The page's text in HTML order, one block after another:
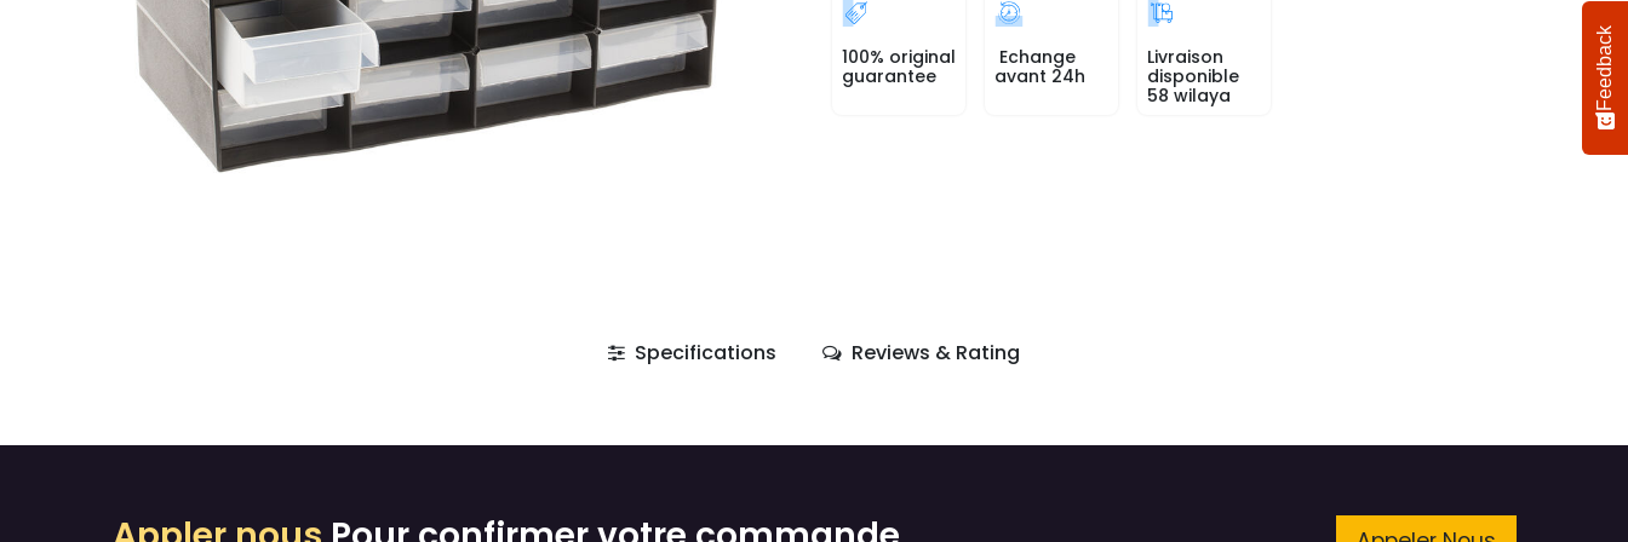
100% original
guarantee
Echange
avant 24h
Livraison
disponible
58 wilaya
Specifications Reviews & Rating
Feedback